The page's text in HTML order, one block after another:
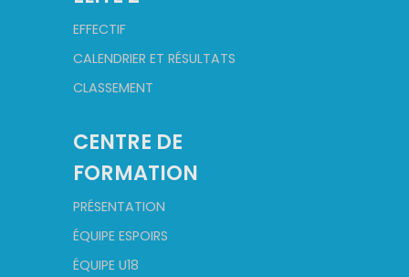
EFFECTIF
CALENDRIER ET RÉSULTATS
CLASSEMENT
CENTRE DE
FORMATION
PRÉSENTATION
ÉQUIPE ESPOIRS
ÉQUIPE U18